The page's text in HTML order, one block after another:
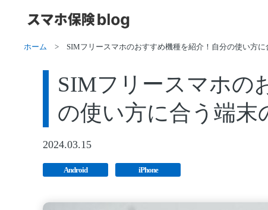
ホーム >SIMフリースマホのおすすめ機種を紹介！自分の使い方
SIMフリースマホの
の使い方に合う端末
2024.03.15
Android iPhone